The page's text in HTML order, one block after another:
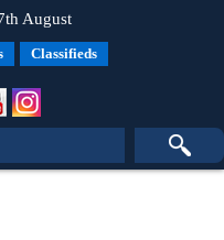
August
Classifieds